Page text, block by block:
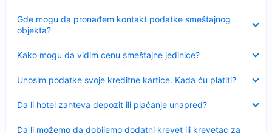
Gde mogu da pronađem kontakt podatke smeštajnog
objekta?
Kako mogu da vidim cenu smeštajne jedinice?
Unosim podatke svoje kreditne kartice. Kada ću platiti?
Da li hotel zahteva depozit ili plaćanje unapred?
Da li možemo da dobijemo dodatni krevet ili krevetac za